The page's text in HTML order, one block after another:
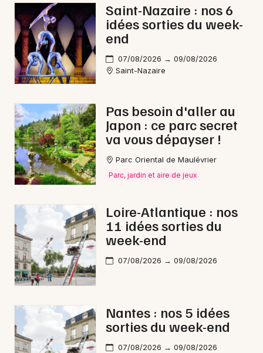
Expos
Sorties & loisirs
Théâtre en Loire-Atlantique
Newsletter des sorties
Actus à Châteaubriant
Magazine à Châteaubriant
Saint-Nazaire : nos 6
idées sorties du week-
end
07/08/2026 → 09/08/2026
Saint-Nazaire
Pas besoin d'aller au
Japon : ce parc secret
va vous dépayser !
Parc Oriental de Maulévrier
Parc, jardin et aire de jeux
Loire-Atlantique : nos
11 idées sorties du
week-end
07/08/2026 → 09/08/2026
Nantes : nos 5 idées
sorties du week-end
07/08/2026 → 09/08/2026